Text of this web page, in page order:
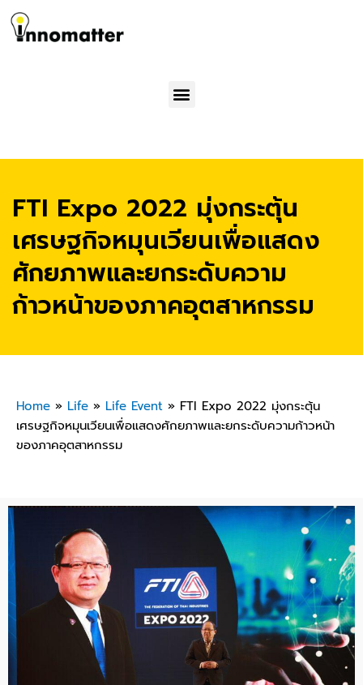
Menu
FTI Expo 2022 มุ่งกระตุ้น
เศรษฐกิจหมุนเวียนเพื่อแสดง
ศักยภาพและยกระดับความ
ก้าวหน้าของภาคอุตสาหกรรม
Home » Life » Life Event » FTI Expo 2022 มุ่งกระตุ้น
เศรษฐกิจหมุนเวียนเพื่อแสดงศักยภาพและยกระดับความก้าวหน้า
ของภาคอุตสาหกรรม